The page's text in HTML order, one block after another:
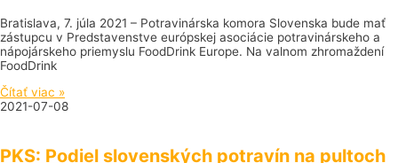
Bratislava, 7. júla 2021 – Potravinárska komora Slovenska bude mať
zástupcu v Predstavenstve európskej asociácie potravinárskeho a
nápojárskeho priemyslu FoodDrink Europe. Na valnom zhromaždení
FoodDrink
Čítať viac »
2021-07-08
PKS: Podiel slovenských potravín na pultoch